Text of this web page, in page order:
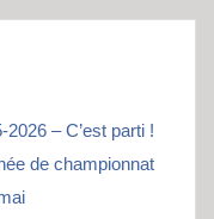
– C’est parti !
de championnat